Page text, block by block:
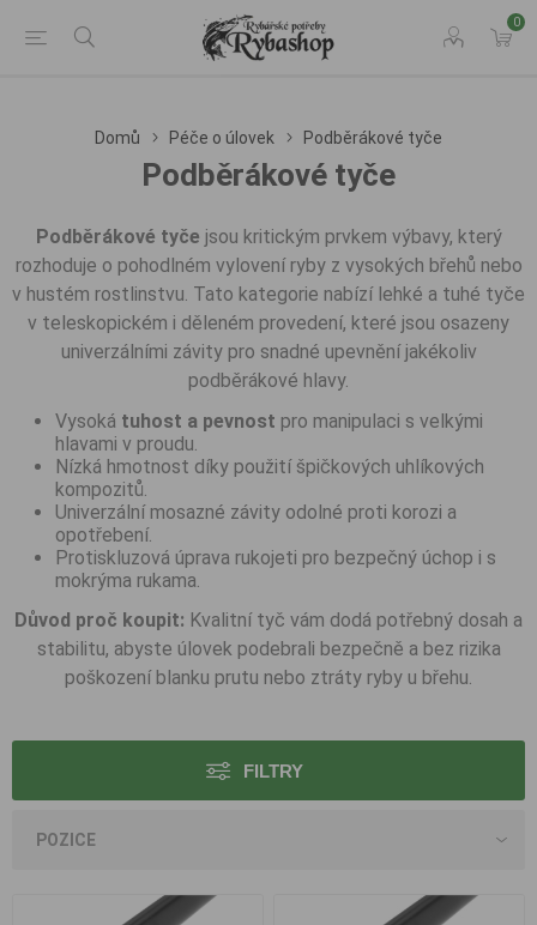
0
Domů Péče o úlovek Podběrákové tyče
Podběrákové tyče
Podběrákové tyče jsou kritickým prvkem výbavy, který
rozhoduje o pohodlném vylovení ryby z vysokých břehů nebo
v hustém rostlinstvu. Tato kategorie nabízí lehké a tuhé tyče
v teleskopickém i děleném provedení, které jsou osazeny
univerzálními závity pro snadné upevnění jakékoliv
podběrákové hlavy.
Vysoká tuhost a pevnost pro manipulaci s velkými
hlavami v proudu.
Nízká hmotnost díky použití špičkových uhlíkových
kompozitů.
Univerzální mosazné závity odolné proti korozi a
opotřebení.
Protiskluzová úprava rukojeti pro bezpečný úchop i s
mokrýma rukama.
Důvod proč koupit: Kvalitní tyč vám dodá potřebný dosah a
stabilitu, abyste úlovek podebrali bezpečně a bez rizika
poškození blanku prutu nebo ztráty ryby u břehu.
FILTRY